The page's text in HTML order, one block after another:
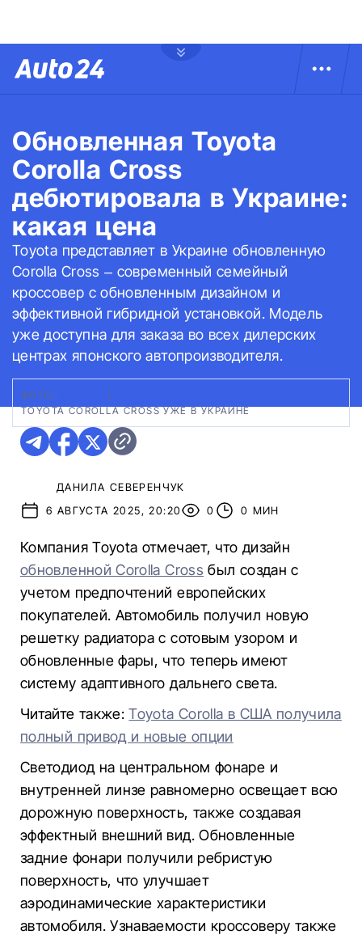
Обновленная Toyota
Corolla Cross
дебютировала в Украине:
какая цена
Toyota представляет в Украине обновленную
Corolla Cross – современный семейный
кроссовер с обновленным дизайном и
эффективной гибридной установкой. Модель
уже доступна для заказа во всех дилерских
центрах японского автопроизводителя.
ФОТО:
TOYOTA COROLLA CROSS УЖЕ В УКРАИНЕ
ДАНИЛА СЕВЕРЕНЧУК
6 АВГУСТА 2025, 20:20
0 0 МИН
Компания Toyota отмечает, что дизайн
обновленной Corolla Cross был создан с
учетом предпочтений европейских
покупателей. Автомобиль получил новую
решетку радиатора с сотовым узором и
обновленные фары, что теперь имеют
систему адаптивного дальнего света.
Читайте также:Toyota Corolla в США получила
полный привод и новые опции
Светодиод на центральном фонаре и
внутренней линзе равномерно освещает всю
дорожную поверхность, также создавая
эффектный внешний вид. Обновленные
задние фонари получили ребристую
поверхность, что улучшает
аэродинамические характеристики
автомобиля. Узнаваемости кроссоверу также